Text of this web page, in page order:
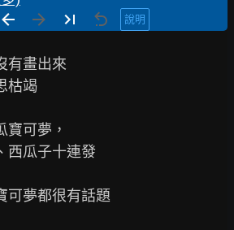
說明
有畫出來
枯竭
寶可夢，
西瓜子十連發
可夢都很有話題